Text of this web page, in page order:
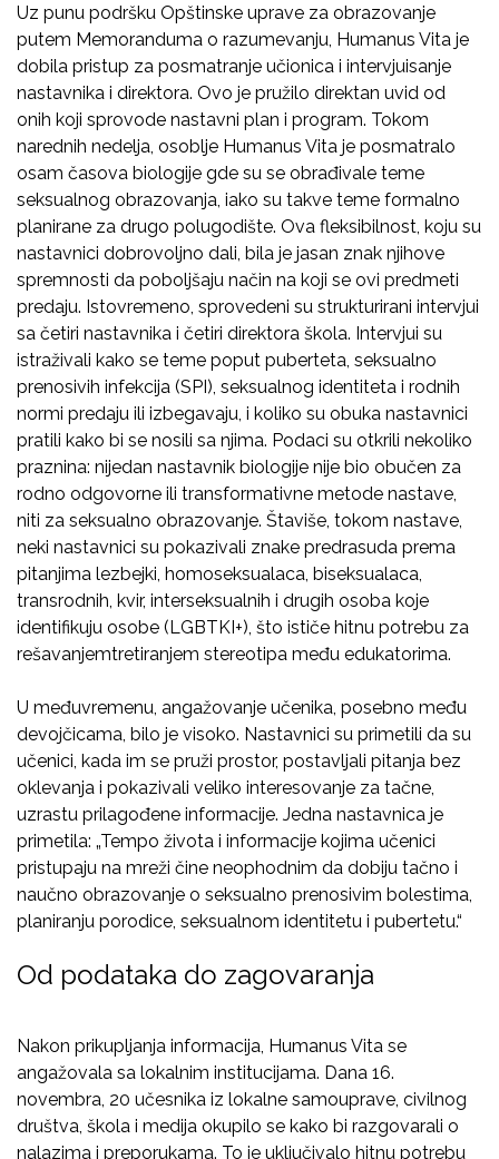
Uz punu podršku Opštinske uprave za obrazovanje
putem Memoranduma o razumevanju, Humanus Vita je
dobila pristup za posmatranje učionica i intervjuisanje
nastavnika i direktora. Ovo je pružilo direktan uvid od
onih koji sprovode nastavni plan i program. Tokom
narednih nedelja, osoblje Humanus Vita je posmatralo
osam časova biologije gde su se obrađivale teme
seksualnog obrazovanja, iako su takve teme formalno
planirane za drugo polugodište. Ova fleksibilnost, koju su
nastavnici dobrovoljno dali, bila je jasan znak njihove
spremnosti da poboljšaju način na koji se ovi predmeti
predaju. Istovremeno, sprovedeni su strukturirani intervjui
sa četiri nastavnika i četiri direktora škola. Intervjui su
istraživali kako se teme poput puberteta, seksualno
prenosivih infekcija (SPI), seksualnog identiteta i rodnih
normi predaju ili izbegavaju, i koliko su obuka nastavnici
pratili kako bi se nosili sa njima. Podaci su otkrili nekoliko
praznina: nijedan nastavnik biologije nije bio obučen za
rodno odgovorne ili transformativne metode nastave,
niti za seksualno obrazovanje. Štaviše, tokom nastave,
neki nastavnici su pokazivali znake predrasuda prema
pitanjima lezbejki, homoseksualaca, biseksualaca,
transrodnih, kvir, interseksualnih i drugih osoba koje
identifikuju osobe (LGBTKI+), što ističe hitnu potrebu za
rešavanjemtretiranjem stereotipa među edukatorima.
U međuvremenu, angažovanje učenika, posebno među
devojčicama, bilo je visoko. Nastavnici su primetili da su
učenici, kada im se pruži prostor, postavljali pitanja bez
oklevanja i pokazivali veliko interesovanje za tačne,
uzrastu prilagođene informacije. Jedna nastavnica je
primetila: „Tempo života i informacije kojima učenici
pristupaju na mreži čine neophodnim da dobiju tačno i
naučno obrazovanje o seksualno prenosivim bolestima,
planiranju porodice, seksualnom identitetu i pubertetu.“
Od podataka do zagovaranja
Nakon prikupljanja informacija, Humanus Vita se
angažovala sa lokalnim institucijama. Dana 16.
novembra, 20 učesnika iz lokalne samouprave, civilnog
društva, škola i medija okupilo se kako bi razgovarali o
nalazima i preporukama. To je uključivalo hitnu potrebu